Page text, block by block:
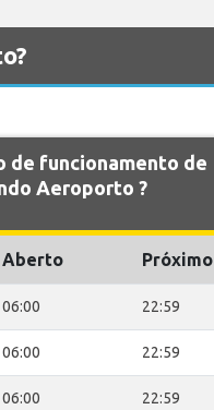
de funcionamento de
Aeroporto ?
Aberto Próximo
06:00 22:59
06:00 22:59
06:00 22:59